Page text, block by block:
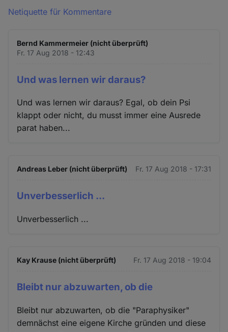
Netiquette für Kommentare
Bernd Kammermeier (nicht überprüft)
Fr. 17 Aug 2018 - 12:43
Und was lernen wir daraus?
Und was lernen wir daraus? Egal, ob dein Psi
klappt oder nicht, du musst immer eine Ausrede
parat haben...
Andreas Leber (nicht überprüft) Fr. 17 Aug 2018 - 17:31
Unverbesserlich ...
Unverbesserlich ...
Kay Krause (nicht überprüft) Fr. 17 Aug 2018 - 19:04
Bleibt nur abzuwarten, ob die
Bleibt nur abzuwarten, ob die "Paraphysiker"
demnächst eine eigene Kirche gründen und diese